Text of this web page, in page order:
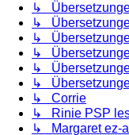
↳
↳
↳
↳
↳
↳
↳ Corrie
↳ Rinie PSP
↳ Margaret ez-